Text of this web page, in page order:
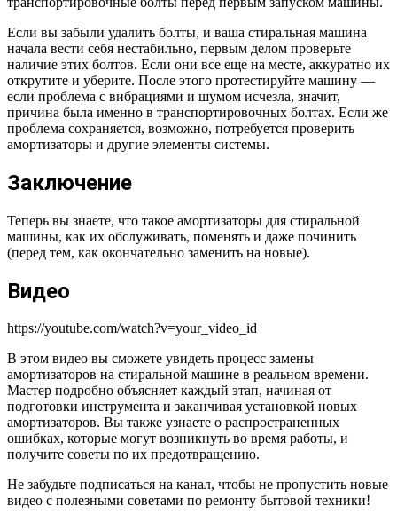
Если вы забыли удалить болты, и ваша стиральная машина
начала вести себя нестабильно, первым делом проверьте
наличие этих болтов. Если они все еще на месте, аккуратно их
открутите и уберите. После этого протестируйте машину —
если проблема с вибрациями и шумом исчезла, значит,
причина была именно в транспортировочных болтах. Если же
проблема сохраняется, возможно, потребуется проверить
амортизаторы и другие элементы системы.
Заключение
Теперь вы знаете, что такое амортизаторы для стиральной
машины, как их обслуживать, поменять и даже починить
(перед тем, как окончательно заменить на новые).
Видео
https://youtube.com/watch?v=your_video_id
В этом видео вы сможете увидеть процесс замены
амортизаторов на стиральной машине в реальном времени.
Мастер подробно объясняет каждый этап, начиная от
подготовки инструмента и заканчивая установкой новых
амортизаторов. Вы также узнаете о распространенных
ошибках, которые могут возникнуть во время работы, и
получите советы по их предотвращению.
Не забудьте подписаться на канал, чтобы не пропустить новые
видео с полезными советами по ремонту бытовой техники!